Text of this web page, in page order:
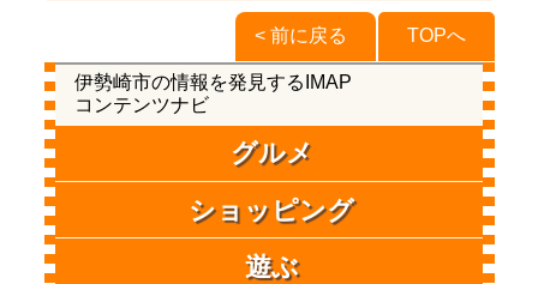
TOPへ
< 前に戻る
伊勢崎市の情報を発見するIMAP
コンテンツナビ
グルメ
ショッピング
遊ぶ